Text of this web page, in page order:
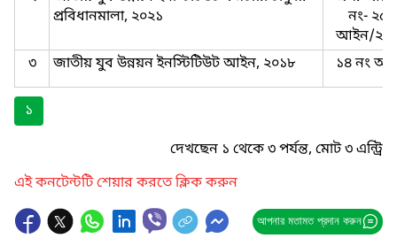
প্রবিধানমালা, ২০২১
নং- ২৫৩
আইন/
৩
জাতীয় যুব উন্নয়ন ইনস্টিটিউট আইন, ২০১৮ ১৪ নং
১
দেখছেন ১ থেকে ৩ পর্যন্ত, মোট ৩ এন্ট্রি
এই কনটেন্টটি শেয়ার করতে ক্লিক করুন
আপনার মতামত প্রদান করুন